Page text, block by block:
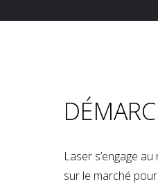
Laser s’engage
sur le marché